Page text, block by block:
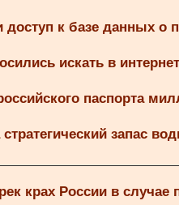
доступ к базе данных о
искать в
паспорта
запас
крах России в случае